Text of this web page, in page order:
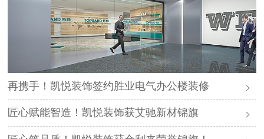
再携手！凯悦装饰签约胜业电气办公楼装修
匠心赋能智造！凯悦装饰获艾驰新材锦旗